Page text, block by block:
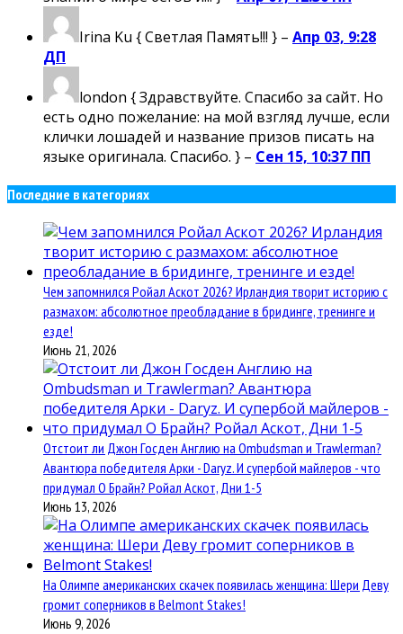
Irina Ku { Светлая Память!!! } – Апр 03, 9:28
ДП
london { Здравствуйте. Спасибо за сайт. Но
есть одно пожелание: на мой взгляд лучше, если
клички лошадей и название призов писать на
языке оригинала. Спасибо. } – Сен 15, 10:37 ПП
Последние в категориях
Чем запомнился Ройал Аскот 2026? Ирландия творит историю с
размахом: абсолютное преобладание в бридинге, тренинге и
езде!
Июнь 21, 2026
Отстоит ли Джон Госден Англию на Ombudsman и Trawlerman?
Авантюра победителя Арки - Daryz. И супербой майлеров - что
придумал О Брайн? Ройал Аскот, Дни 1-5
Июнь 13, 2026
На Олимпе американских скачек появилась женщина: Шери Деву
громит соперников в Belmont Stakes!
Июнь 9, 2026